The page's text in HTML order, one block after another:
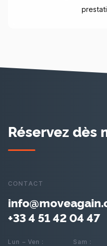
Réservez dès
CONTACT
+33 4 51 42 04 47
Lun – Ven : Sam :